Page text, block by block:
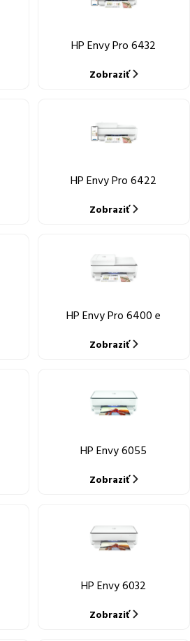
HP Envy Pro 6432
Zobraziť
HP Envy Pro 6422
Zobraziť
HP Envy Pro 6400 e
Zobraziť
HP Envy 6055
Zobraziť
HP Envy 6032
Zobraziť